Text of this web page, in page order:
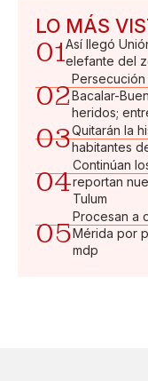
LO MÁS
01Así llegó
elefante del
02Bacalar-
heridos;
03Quitarán la
habitantes
04
Continúan
reportan
Tulum
05
Procesan a
Mérida por
mdp